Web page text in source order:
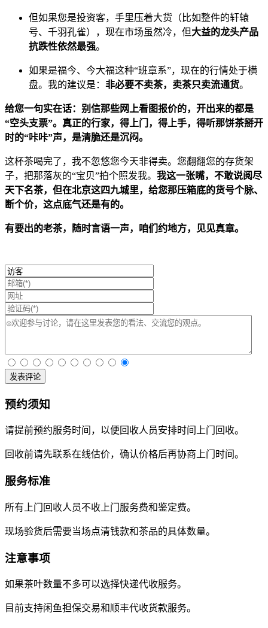
但如果您是投资客，手里压着大货（比如整件的轩辕
号、千羽孔雀），现在市场虽然冷，但大益的龙头产品
抗跌性依然最强。
如果是福今、今大福这种“班章系”，现在的行情处于横
盘。我的建议是： 非必要不卖茶，卖茶只卖流通货。
给您一句实在话：别信那些网上看图报价的，开出来的都是
“空头支票”。真正的行家，得上门，得上手，得听那饼茶掰开
时的“咔咔”声，是清脆还是沉闷。
这杯茶喝完了，我不忽悠您今天非得卖。您翻翻您的存货架
子，把那落灰的“宝贝”拍个照发我。 我这一张嘴，不敢说阅尽
天下名茶，但在北京这四九城里，给您那压箱底的货号个脉、
断个价，这点底气还是有的。
有要出的老茶，随时言语一声，咱们约地方，见见真章。
发表评论
预约须知
请提前预约服务时间，以便回收人员安排时间上门回收。
回收前请先联系在线估价，确认价格后再协商上门时间。
服务标准
所有上门回收人员不收上门服务费和鉴定费。
现场验货后需要当场点清钱款和茶品的具体数量。
注意事项
如果茶叶数量不多可以选择快递代收服务。
目前支持闲鱼担保交易和顺丰代收货款服务。